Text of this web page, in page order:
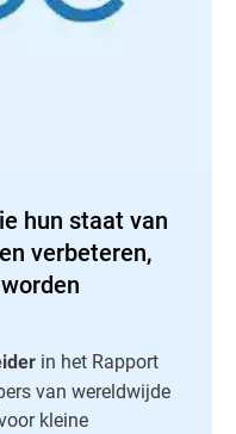
hun staat van
verbeteren,
in het Rapport
van wereldwijde
kleine